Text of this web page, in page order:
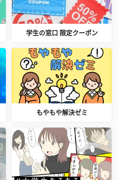
学生の窓口 限定クーポン
もやもや解決ゼミ